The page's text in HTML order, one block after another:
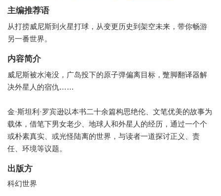
主编推荐语
从打捞威尼斯到火星打球，从变更历史到架空未来，带你畅游
另一番世界。
内容简介
威尼斯被水淹没，广岛投下的原子弹偏离目标，蹩脚翻译器解
决外星人的宿仇……
金·斯坦利·罗宾逊以本书二十余篇构思绝伦、文笔优美的故事为
载体，借笔下男女老少、地球人和外星人的经历，通过一个个
或朴素真实、或光怪陆离的世界，与读者一道探讨正义、责
任、环境等议题。
出版方
科幻世界